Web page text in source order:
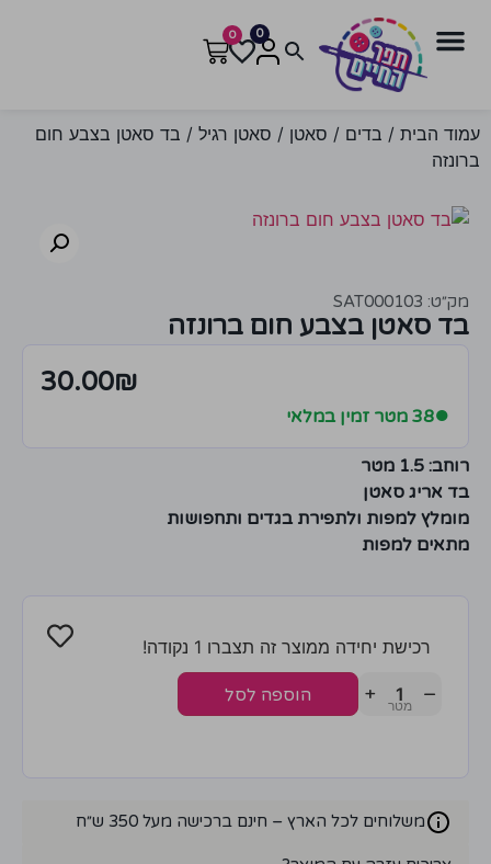
0
0
עמוד הבית / בדים / סאטן / סאטן רגיל / בד סאטן בצבע חום
ברונזה
מק״ט: SAT000103
בד סאטן בצבע חום ברונזה
30.00₪
●38 מטר זמין במלאי
רוחב: 1.5 מטר
בד אריג סאטן
מומלץ למפות ולתפירת בגדים ותחפושות
מתאים למפות
רכישת יחידה ממוצר זה תצברו 1 נקודה!
−
+ הוספה לסל
משלוחים לכל הארץ – חינם ברכישה מעל 350 ש״ח